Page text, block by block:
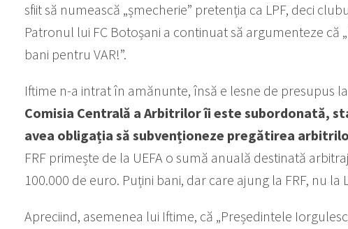
sfiit să numească „șmecherie” pretenția ca LPF, deci
Patronul lui FC Botoșani a continuat să argumenteze că
bani pentru VAR!”.
Iftime n-a intrat în amănunte, însă e lesne de presupus
Comisia Centrală a Arbitrilor îi este subordonată,
avea obligația să subvenționeze pregătirea
FRF primește de la UEFA o sumă anuală destinată
100.000 de euro. Puțini bani, dar care ajung la FRF, nu la
Apreciind, asemenea lui Iftime, că „Președintele